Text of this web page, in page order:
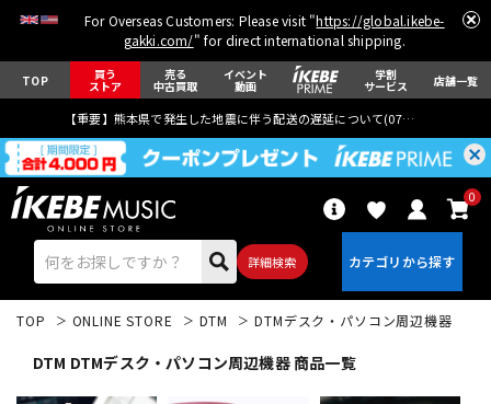
For Overseas Customers: Please visit "https://global.ikebe-
gakki.com/" for direct international shipping.
TOP 買う
ストア
売る
中古買取
イベント
動画
学割
サービス 店舗一覧
【重要】熊本県で発生した地震に伴う配送の遅延について(07月29日
詳細検索
0
TOP ONLINE STORE DTM DTMデスク・パソコン周辺機器
DTM DTMデスク・パソコン周辺機器 商品一覧